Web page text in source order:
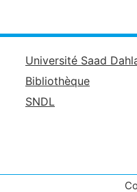
Université Saad
Bibliothèque
SNDL